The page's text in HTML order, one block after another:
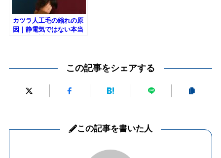
カツラ人工毛の縮れの原
因｜静電気ではない本当
この記事をシェアする
この記事を書いた人